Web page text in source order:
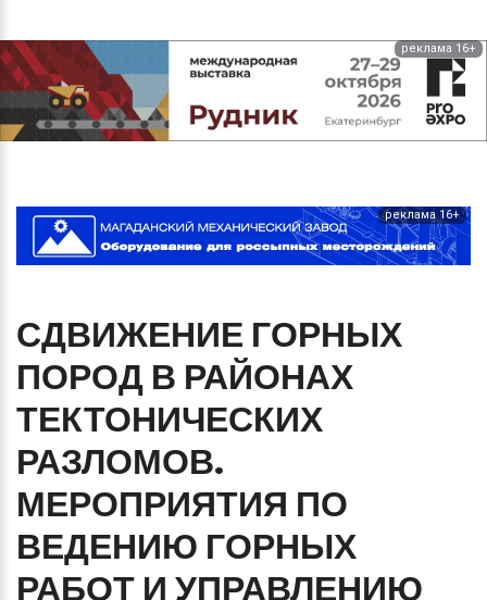
реклама 16+
реклама 16+
СДВИЖЕНИЕ ГОРНЫХ
ПОРОД В РАЙОНАХ
ТЕКТОНИЧЕСКИХ
РАЗЛОМОВ.
МЕРОПРИЯТИЯ ПО
ВЕДЕНИЮ ГОРНЫХ
РАБОТ И УПРАВЛЕНИЮ